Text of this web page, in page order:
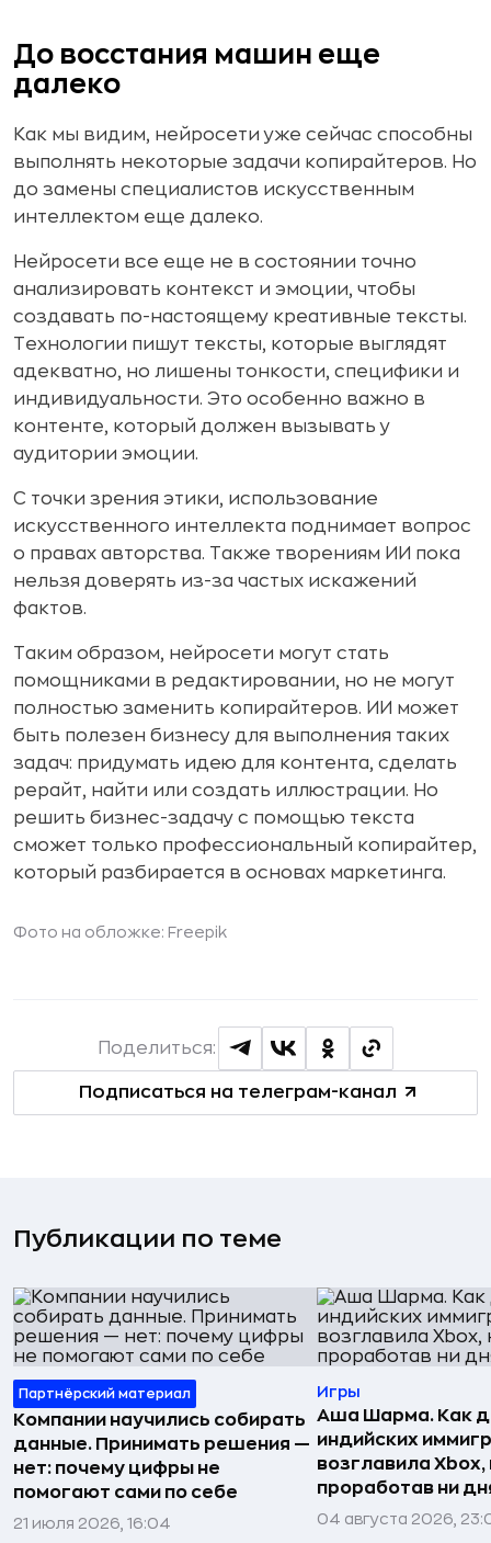
До восстания машин еще
далеко
Как мы видим, нейросети уже сейчас способны
выполнять некоторые задачи копирайтеров. Но
до замены специалистов искусственным
интеллектом еще далеко.
Нейросети все еще не в состоянии точно
анализировать контекст и эмоции, чтобы
создавать по-настоящему креативные тексты.
Технологии пишут тексты, которые выглядят
адекватно, но лишены тонкости, специфики и
индивидуальности. Это особенно важно в
контенте, который должен вызывать у
аудитории эмоции.
С точки зрения этики, использование
искусственного интеллекта поднимает вопрос
о правах авторства. Также творениям ИИ пока
нельзя доверять из-за частых искажений
фактов.
Таким образом, нейросети могут стать
помощниками в редактировании, но не могут
полностью заменить копирайтеров. ИИ может
быть полезен бизнесу для выполнения таких
задач: придумать идею для контента, сделать
рерайт, найти или создать иллюстрации. Но
решить бизнес-задачу с помощью текста
сможет только профессиональный копирайтер,
который разбирается в основах маркетинга.
Фото на обложке: Freepik
Подписаться на телеграм-канал
Поделиться:
Публикации по теме
Партнёрский материал
Компании научились собирать
данные. Принимать решения —
нет: почему цифры не
помогают сами по себе
21 июля 2026, 16:04
Игры
Аша Шарма. Как
индийских
возглавила Xbox,
проработав ни
04 августа 2026,